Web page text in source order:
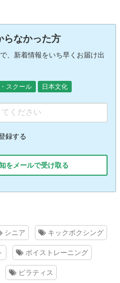
らなかった方
、新着情報をいち早くお届け出
スクール 日本文化
録する
をメールで受け取る
シニア キックボクシング
ボイストレーニング
ピラティス